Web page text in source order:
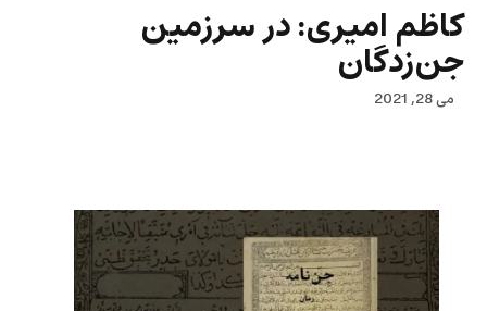
کاظم امیری: در سرزمین
جن‌زدگان
می 28, 2021